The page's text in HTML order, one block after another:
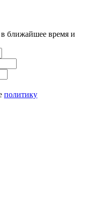
ближайшее время и
политику